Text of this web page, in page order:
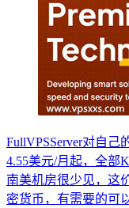
FullVPSServer对自己
4.55美元/月起，全部
南美机房很少见，这
密货币，有需要的可